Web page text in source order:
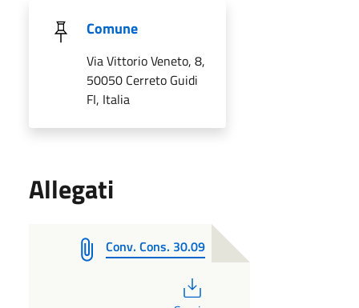
Comune
Via Vittorio Veneto, 8,
50050 Cerreto Guidi
FI, Italia
Allegati
Conv. Cons. 30.09